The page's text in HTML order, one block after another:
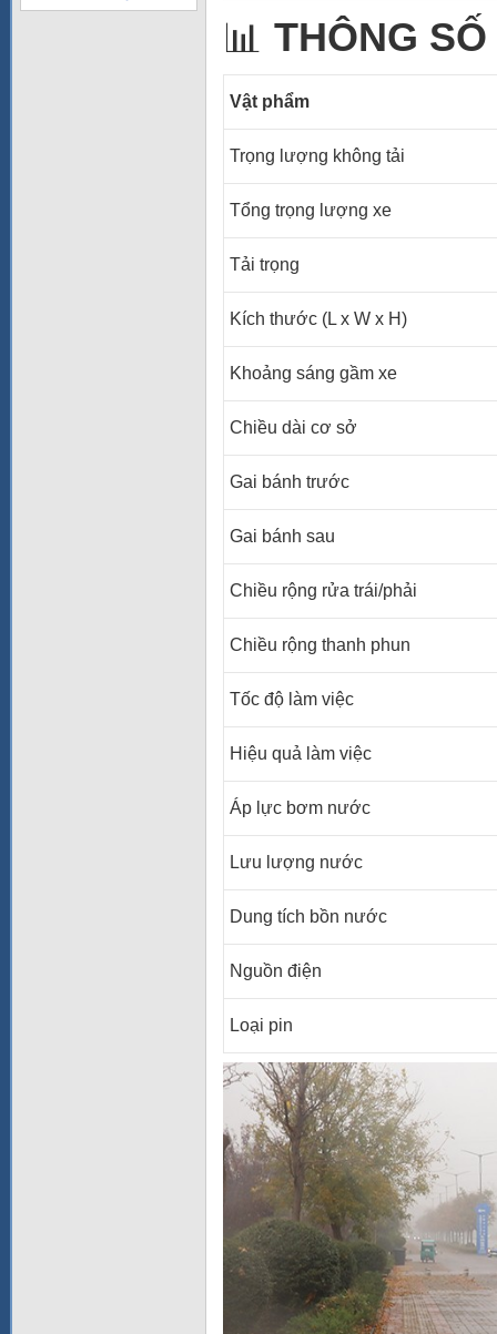
📊 THÔNG
Vật phẩm
Trọng lượng không tải
Tổng trọng lượng xe
Tải trọng
Kích thước (L x W x
Khoảng sáng gầm xe
Chiều dài cơ sở
Gai bánh trước
Gai bánh sau
Chiều rộng rửa trái/phải
Chiều rộng thanh phun
Tốc độ làm việc
Hiệu quả làm việc
Áp lực bơm nước
Lưu lượng nước
Dung tích bồn nước
Nguồn điện
Loại pin